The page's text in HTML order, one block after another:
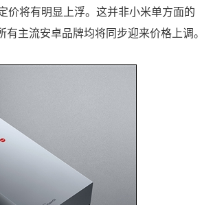
价将有明显上浮。这并非小米单方面的
主流安卓品牌均将同步迎来价格上调。